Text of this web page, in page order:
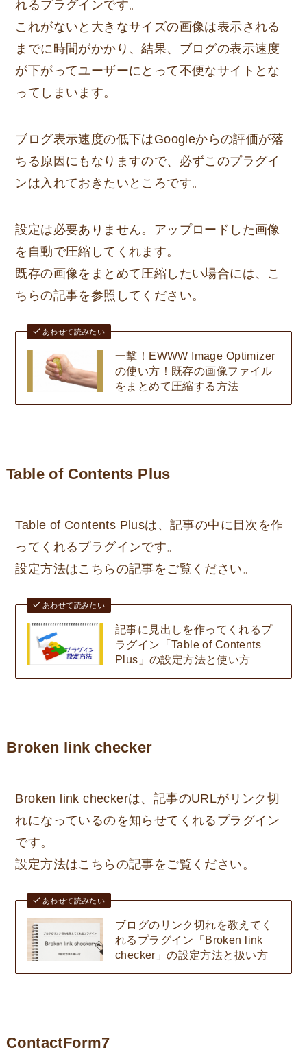
れるプラグインです。
これがないと大きなサイズの画像は表示される
までに時間がかかり、結果、ブログの表示速度
が下がってユーザーにとって不便なサイトとな
ってしまいます。
ブログ表示速度の低下はGoogleからの評価が落
ちる原因にもなりますので、必ずこのプラグイ
ンは入れておきたいところです。
設定は必要ありません。アップロードした画像
を自動で圧縮してくれます。
既存の画像をまとめて圧縮したい場合には、こ
ちらの記事を参照してください。
あわせて読みたい
一撃！EWWW Image Optimizer
の使い方！既存の画像ファイル
をまとめて圧縮する方法
Table of Contents Plus
Table of Contents Plusは、記事の中に目次を作
ってくれるプラグインです。
設定方法はこちらの記事をご覧ください。
あわせて読みたい
記事に見出しを作ってくれるプ
ラグイン「Table of Contents
Plus」の設定方法と使い方
Broken link checker
Broken link checkerは、記事のURLがリンク切
れになっているのを知らせてくれるプラグイン
です。
設定方法はこちらの記事をご覧ください。
あわせて読みたい
ブログのリンク切れを教えてく
れるプラグイン「Broken link
checker」の設定方法と扱い方
ContactForm7